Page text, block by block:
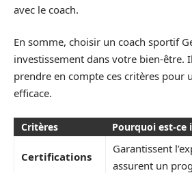
avec le coach.
En somme, choisir un coach sportif
investissement dans votre bien-être.
prendre en compte ces critères pour
efficace.
Critères Pourquoi est-ce
Certifications
Garantissent
assurent un